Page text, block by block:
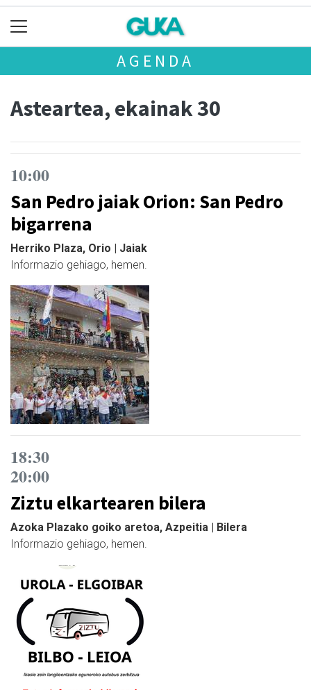
AGENDA
Asteartea, ekainak 30
10:00
San Pedro jaiak Orion: San Pedro
bigarrena
Herriko Plaza, Orio | Jaiak
Informazio gehiago, hemen.
18:30
20:00
Ziztu elkartearen bilera
Azoka Plazako goiko aretoa, Azpeitia | Bilera
Informazio gehiago, hemen.